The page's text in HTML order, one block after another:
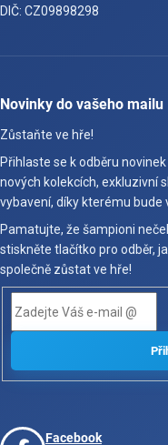
DIČ: CZ09898298
Novinky do vašeho mailu
Zůstaňte ve hře!
Přihlaste se k odběru
nových kolekcích, exkluzivní
vybavení, díky kterému bude
Pamatujte, že šampioni
stiskněte tlačítko pro odběr,
společně zůstat ve hře!
Facebook